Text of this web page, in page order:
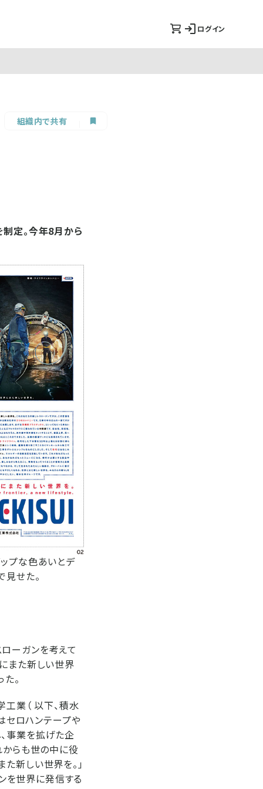
ログイン
組織内で共有
定。今年8月から
プな色あいとデ
せた。
ーガンを考えて
また新しい世界
。
工業（ 以下、積水
セロハンテープや
事業を拡げた企
からも世の中に役
新しい世界を。」
を世界に発信する